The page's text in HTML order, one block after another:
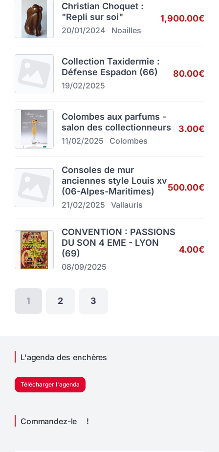
Christian Choquet :
"Repli sur soi"
20/01/2024 Noailles
1,900.00€
Collection Taxidermie :
Défense Espadon (66)
19/02/2025
80.00€
Colombes aux parfums -
salon des collectionneurs
11/02/2025 Colombes
3.00€
Consoles de mur
anciennes style Louis xv
(06-Alpes-Maritimes)
21/02/2025 Vallauris
500.00€
CONVENTION : PASSIONS
DU SON 4 EME - LYON
(69)
08/09/2025
4.00€
1 2 3
L'agenda des enchères
Télécharger l'agenda
Commandez-le !